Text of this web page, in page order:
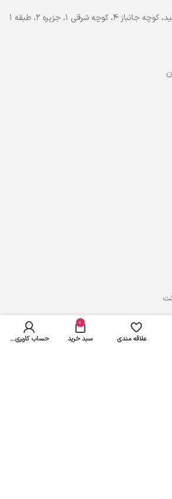
شرقی 1، جزیره 2، طبقه 1
علاقه مندی
0
سبد خرید حساب کاربری من